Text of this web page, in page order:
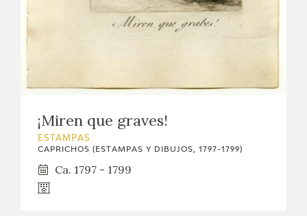
¡Miren que graves!
ESTAMPAS
CAPRICHOS (ESTAMPAS Y DIBUJOS, 1797-1799)
Ca. 1797 - 1799